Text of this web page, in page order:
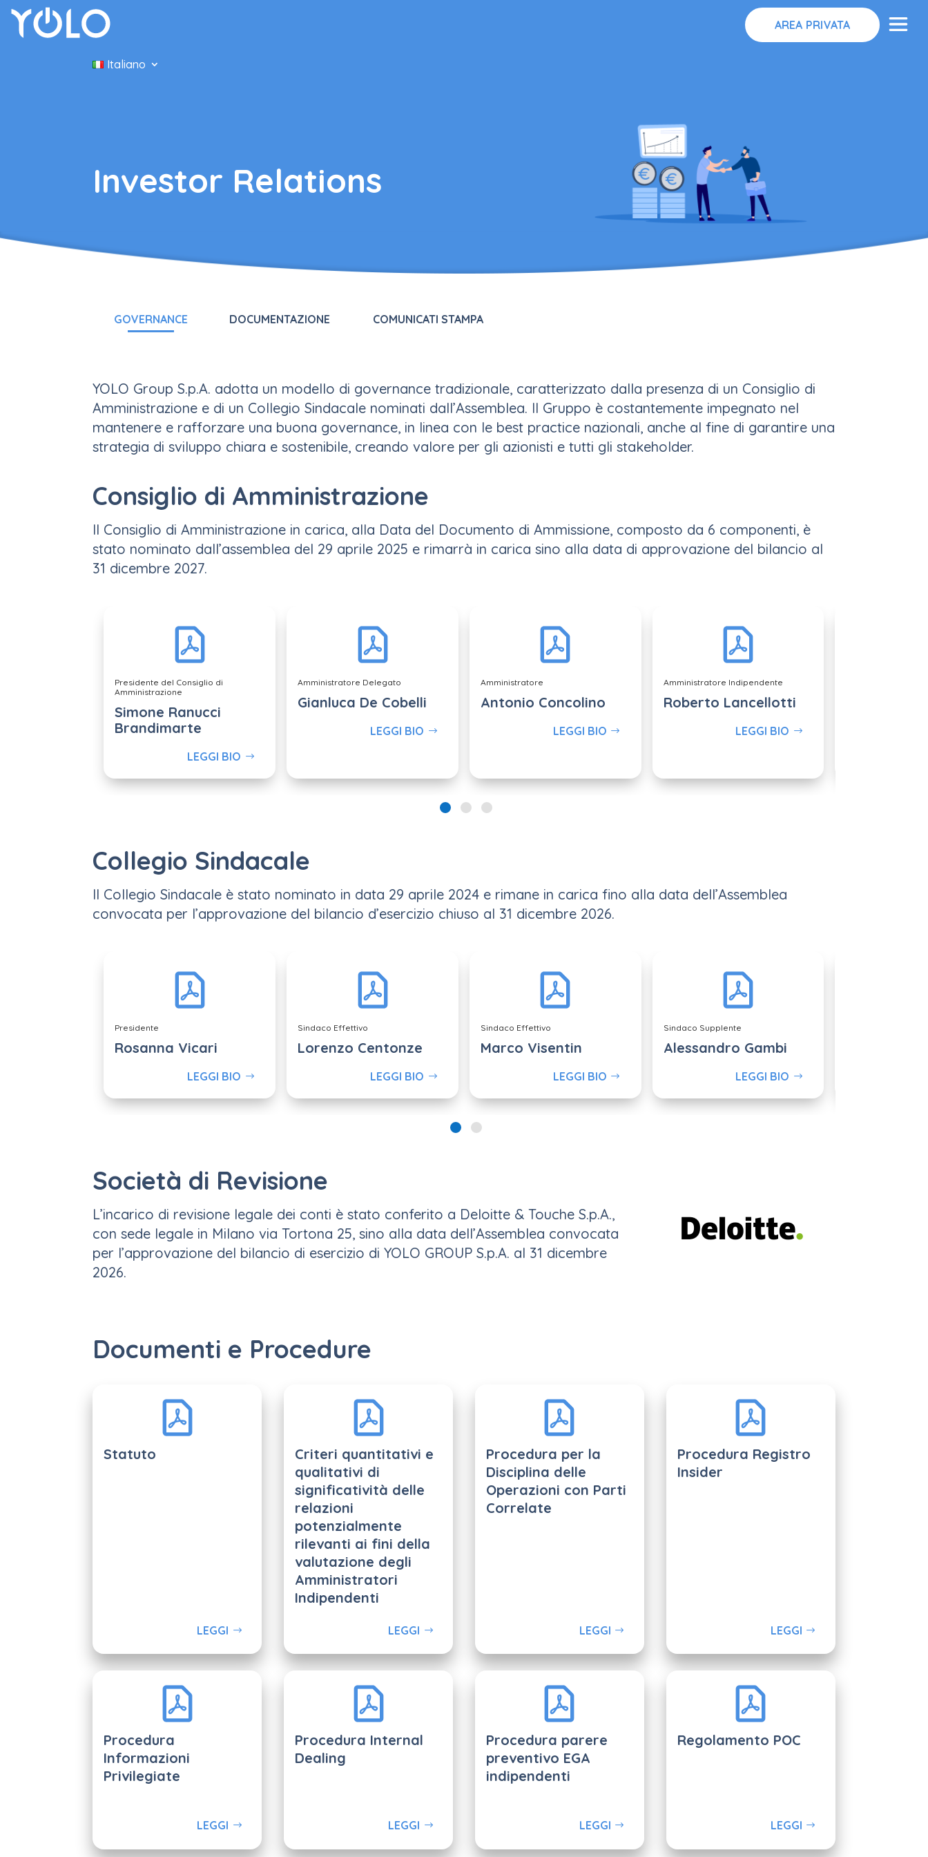
AREA PRIVATA
Italiano
Investor Relations
GOVERNANCE DOCUMENTAZIONE COMUNICATI STAMPA
YOLO Group S.p.A. adotta un modello di governance tradizionale, caratterizzato dalla presenza di un Consiglio di
Amministrazione e di un Collegio Sindacale nominati dall’Assemblea. Il Gruppo è costantemente impegnato nel
mantenere e rafforzare una buona governance, in linea con le best practice nazionali, anche al fine di garantire una
strategia di sviluppo chiara e sostenibile, creando valore per gli azionisti e tutti gli stakeholder.
Consiglio di Amministrazione
Il Consiglio di Amministrazione in carica, alla Data del Documento di Ammissione, composto da 6 componenti, è
stato nominato dall’assemblea del 29 aprile 2025 e rimarrà in carica sino alla data di approvazione del bilancio al
31 dicembre 2027.
Presidente del Consiglio di
Amministrazione
Simone Ranucci
Brandimarte
LEGGI BIO
Amministratore Delegato
Gianluca De Cobelli
LEGGI BIO
Amministratore
Antonio Concolino
LEGGI BIO
Amministratore Indipendente
Roberto Lancellotti
LEGGI BIO
Collegio Sindacale
Il Collegio Sindacale è stato nominato in data 29 aprile 2024 e rimane in carica fino alla data dell’Assemblea
convocata per l’approvazione del bilancio d’esercizio chiuso al 31 dicembre 2026.
Presidente
Rosanna Vicari
LEGGI BIO
Sindaco Effettivo
Lorenzo Centonze
LEGGI BIO
Sindaco Effettivo
Marco Visentin
LEGGI BIO
Sindaco Supplente
Alessandro Gambi
LEGGI BIO
Società di Revisione
L’incarico di revisione legale dei conti è stato conferito a Deloitte & Touche S.p.A.,
con sede legale in Milano via Tortona 25, sino alla data dell’Assemblea convocata
per l’approvazione del bilancio di esercizio di YOLO GROUP S.p.A. al 31 dicembre
2026.
Documenti e Procedure
Statuto
LEGGI
Criteri quantitativi e
qualitativi di
significatività delle
relazioni
potenzialmente
rilevanti ai fini della
valutazione degli
Amministratori
Indipendenti
LEGGI
Procedura per la
Disciplina delle
Operazioni con Parti
Correlate
LEGGI
Procedura Registro
Insider
LEGGI
Procedura
Informazioni
Privilegiate
LEGGI
Procedura Internal
Dealing
LEGGI
Procedura parere
preventivo EGA
indipendenti
LEGGI
Regolamento POC
LEGGI